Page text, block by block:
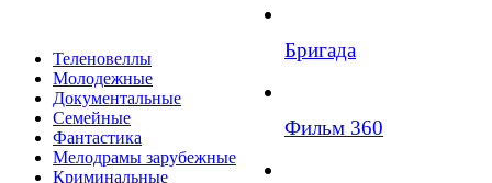
Теленовеллы
Молодежные
Документальные
Семейные
Фантастика
Мелодрамы зарубежные
Криминальные
Бригада
Фильм 360